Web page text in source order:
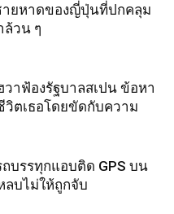
ายหาดของญี่ปุ่นที่ปกคลุม
ล้วน ๆ
าฟ้องรัฐบาลสเปน ข้อหา
วิตเธอโดยขัดกับความ
ถบรรทุกแอบติด GPS บน
ลบไม่ให้ถูกจับ